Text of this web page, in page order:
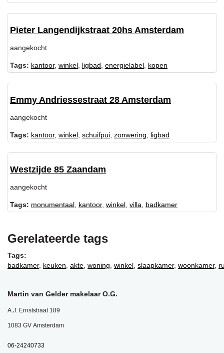
Pieter Langendijkstraat 20hs Amsterdam
aangekocht
Tags: kantoor, winkel ligbad energielabel kopen
Emmy Andriessestraat 28 Amsterdam
aangekocht
Tags: kantoor, winkel schuifpui zonwering ligbad
Westzijde 85 Zaandam
aangekocht
Tags: monumentaal kantoor, winkel villa badkamer
Gerelateerde tags
Tags:
badkamer, keuken akte woning winkel slaapkamer, woonkamer,
Martin van Gelder makelaar O.G.
A.J. Ernststraat 189
1083 GV Amsterdam
06-24240733